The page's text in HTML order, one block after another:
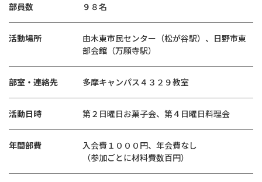
部員数 ９８名
活動場所
由木東市民センター（松が谷駅）、日野市東
部会館（万願寺駅）
部室・連絡先 多摩キャンパス４３２９教室
活動日時 第２日曜日お菓子会、第４日曜日料理会
年間部費
入会費１０００円、年会費なし
（参加ごとに材料費数百円）